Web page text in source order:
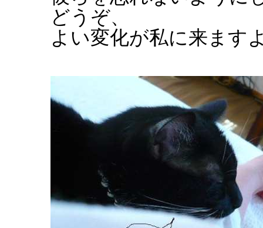
どうぞ、
よい変化が私に来ます